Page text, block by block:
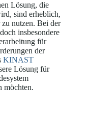
Lösung, die
sind erheblich,
zu nutzen. Bei der
insbesondere
für
der
KINAST
Lösung für
möchten.